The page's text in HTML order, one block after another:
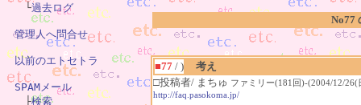
No77
■77 / )
考え
□投稿者/ まちゅ ファミリー(181回)-(2004/12/26(
http://faq.pasokoma.jp/
└過去ログ
管理人へ問合せ
以前のエトセトラ
SPAMメール
├検索